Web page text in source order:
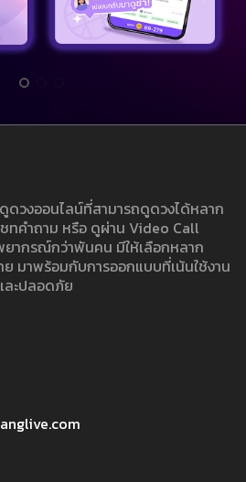
วงออนไลน์ที่สามารถดูดวงได้หลาก
ทคำถาม หรือ ดูผ่าน Video Call
ากรณ์กว่าพันคน มีให้เลือกหลาก
มาพร้อมกับการออกแบบที่เน้นใช้งาน
ละปลอดภัย